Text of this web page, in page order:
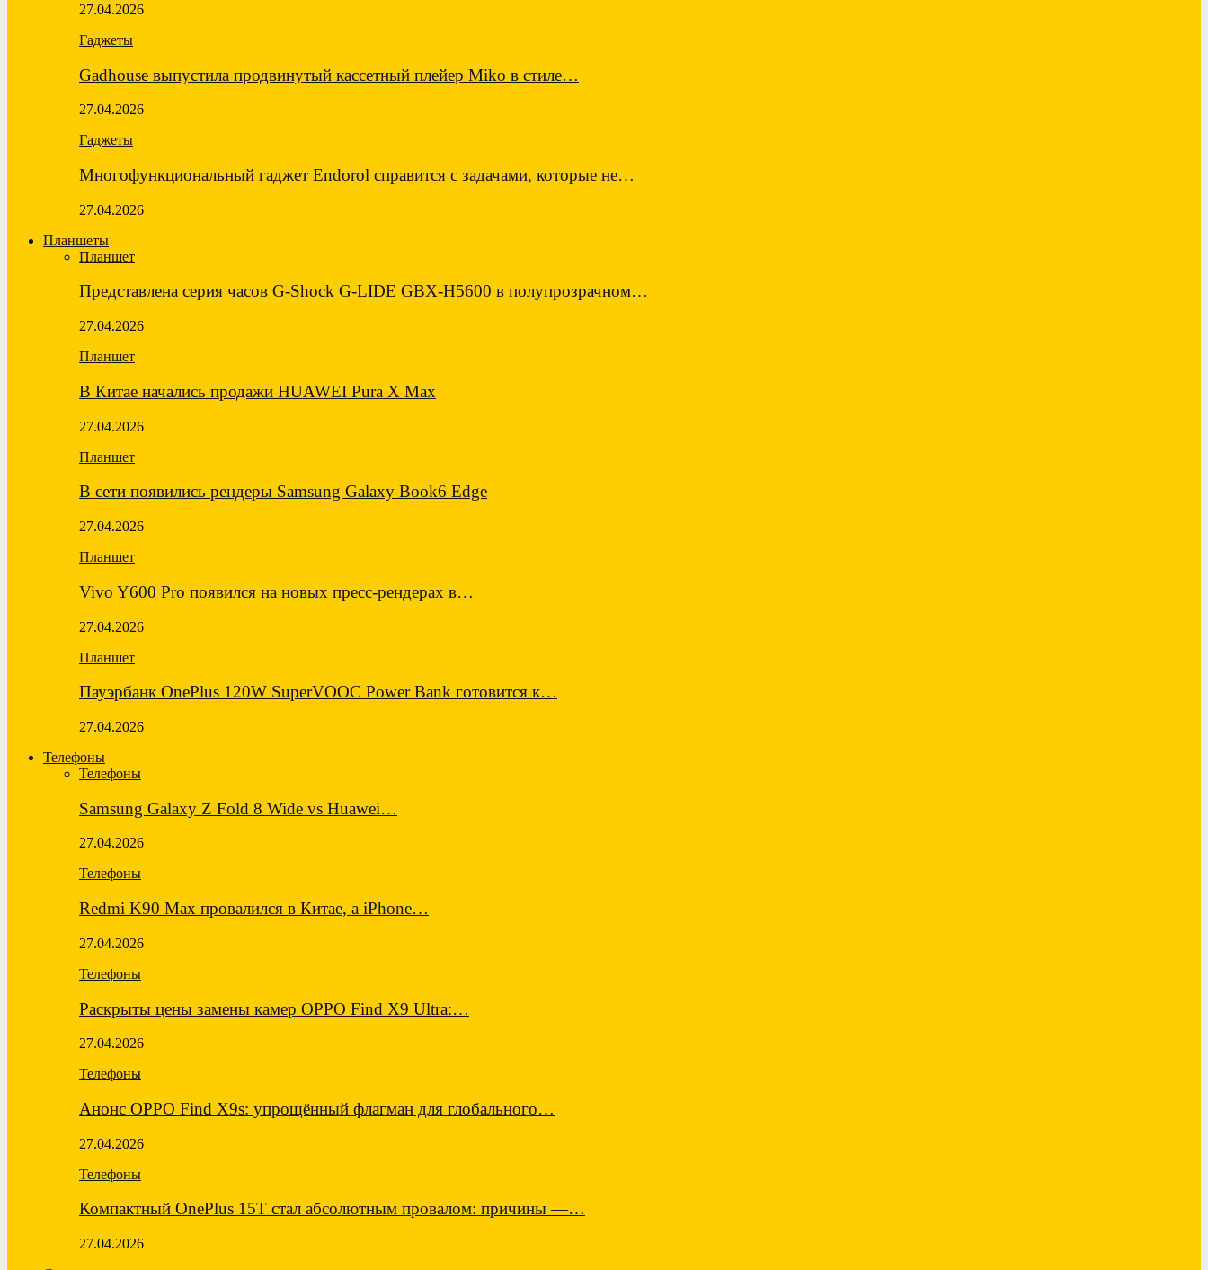
27.04.2026
Гаджеты
Gadhouse выпустила продвинутый кассетный плейер Miko в стиле…
27.04.2026
Гаджеты
Многофункциональный гаджет Endorol справится с задачами, которые не…
27.04.2026
Планшеты
Планшет
Представлена серия часов G-Shock G-LIDE GBX-H5600 в полупрозрачном…
27.04.2026
Планшет
В Китае начались продажи HUAWEI Pura X Max
27.04.2026
Планшет
В сети появились рендеры Samsung Galaxy Book6 Edge
27.04.2026
Планшет
Vivo Y600 Pro появился на новых пресс-рендерах в…
27.04.2026
Планшет
Пауэрбанк OnePlus 120W SuperVOOC Power Bank готовится к…
27.04.2026
Телефоны
Телефоны
Samsung Galaxy Z Fold 8 Wide vs Huawei…
27.04.2026
Телефоны
Redmi K90 Max провалился в Китае, а iPhone…
27.04.2026
Телефоны
Раскрыты цены замены камер OPPO Find X9 Ultra:…
27.04.2026
Телефоны
Анонс OPPO Find X9s: упрощённый флагман для глобального…
27.04.2026
Телефоны
Компактный OnePlus 15T стал абсолютным провалом: причины —…
27.04.2026